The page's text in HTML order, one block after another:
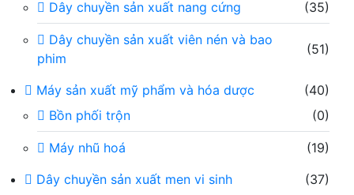
Dây chuyền sản xuất nang cứng (35)
Dây chuyền sản xuất viên nén và bao
phim
(51)
Máy sản xuất mỹ phẩm và hóa dược
(40)
Bồn phối trộn
(0)
Máy nhũ hoá
(19)
Dây chuyền sản xuất men vi sinh
(37)